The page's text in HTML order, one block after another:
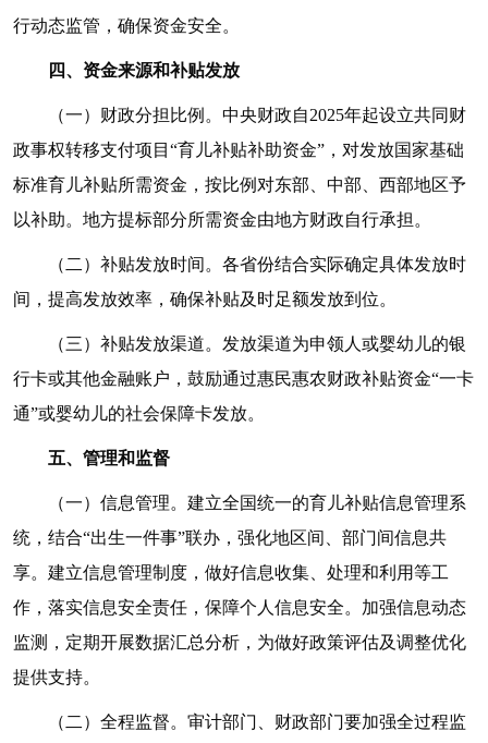
行动态监管，确保资金安全。
四、资金来源和补贴发放
（一）财政分担比例。中央财政自2025年起设立共同财
政事权转移支付项目“育儿补贴补助资金”，对发放国家基础
标准育儿补贴所需资金，按比例对东部、中部、西部地区予
以补助。地方提标部分所需资金由地方财政自行承担。
（二）补贴发放时间。各省份结合实际确定具体发放时
间，提高发放效率，确保补贴及时足额发放到位。
（三）补贴发放渠道。发放渠道为申领人或婴幼儿的银
行卡或其他金融账户，鼓励通过惠民惠农财政补贴资金“一卡
通”或婴幼儿的社会保障卡发放。
五、管理和监督
（一）信息管理。建立全国统一的育儿补贴信息管理系
统，结合“出生一件事”联办，强化地区间、部门间信息共
享。建立信息管理制度，做好信息收集、处理和利用等工
作，落实信息安全责任，保障个人信息安全。加强信息动态
监测，定期开展数据汇总分析，为做好政策评估及调整优化
提供支持。
（二）全程监督。审计部门、财政部门要加强全过程监